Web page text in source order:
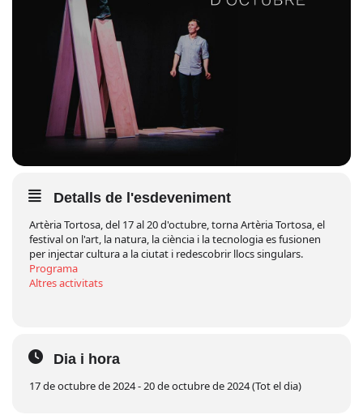
Detalls de l'esdeveniment
Artèria Tortosa, del 17 al 20 d'octubre, torna Artèria Tortosa, el
festival on l'art, la natura, la ciència i la tecnologia es fusionen
per injectar cultura a la ciutat i redescobrir llocs singulars.
Programa
Altres activitats
Dia i hora
17 de octubre de 2024 - 20 de octubre de 2024 (Tot el dia)